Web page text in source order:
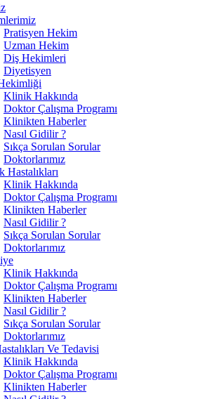
Pratisyen Hekim
Uzman Hekim
Diş Hekimleri
Diyetisyen
Klinik Hakkında
Doktor Çalışma Programı
Klinikten Haberler
Nasıl Gidilir ?
Sıkça Sorulan Sorular
Doktorlarımız
Hastalıkları
Klinik Hakkında
Doktor Çalışma Programı
Klinikten Haberler
Nasıl Gidilir ?
Sıkça Sorulan Sorular
Doktorlarımız
Klinik Hakkında
Doktor Çalışma Programı
Klinikten Haberler
Nasıl Gidilir ?
Sıkça Sorulan Sorular
Doktorlarımız
Ve Tedavisi
Klinik Hakkında
Doktor Çalışma Programı
Klinikten Haberler